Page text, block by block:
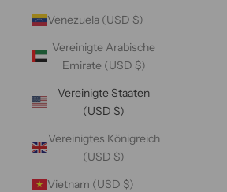
Venezuela (USD $)
Vereinigte Arabische
Emirate (USD $)
Vereinigte Staaten
(USD $)
Vereinigtes Königreich
(USD $)
Vietnam (USD $)